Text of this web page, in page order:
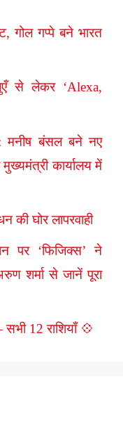
गोल गप्पे बने भारत
से लेकर ‘Alexa,
मनीष बंसल बने नए
मुख्यमंत्री कार्यालय में
की घोर लापरवाही
पर ‘फिजिक्स’ ने
शर्मा से जानें पूरा
12 राशियाँ 💠